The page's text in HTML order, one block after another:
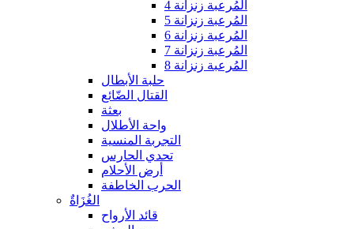
المُرعبة زنزانة 4
المُرعبة زنزانة 5
المُرعبة زنزانة 6
المُرعبة زنزانة 7
المُرعبة زنزانة 8
حلبة الأبطال
القتال الضّائع
بعثة
واحة الأطلال
التجربة المنسية
تحدي الحارس
أرض الأحلام
الحرب الخاطفة
الغُزَاةٌ
قائد الأرواح